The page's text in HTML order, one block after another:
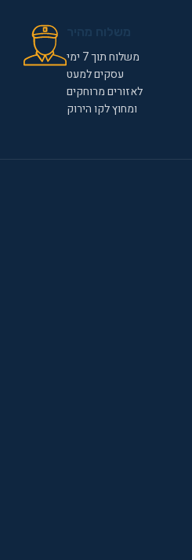
משלוח תוך 7 ימי
עסקים למעט
לאזורים מרוחקים
ומחוץ לקו הירוק